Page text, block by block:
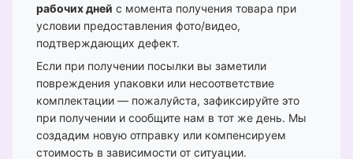
рабочих дней с момента получения товара при
условии предоставления фото/видео,
подтверждающих дефект.
Если при получении посылки вы заметили
повреждения упаковки или несоответствие
комплектации — пожалуйста, зафиксируйте это
при получении и сообщите нам в тот же день. Мы
создадим новую отправку или компенсируем
стоимость в зависимости от ситуации.